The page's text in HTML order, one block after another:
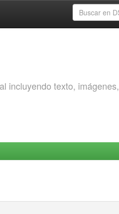
incluyendo texto, imágenes,